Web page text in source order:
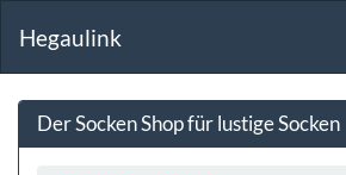
Hegaulink
Der Socken Shop für lustige Socken